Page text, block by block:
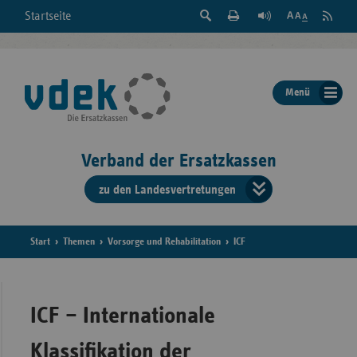
Startseite
Suche
der
Seite
Feed
Menü
Verband der Ersatzkassen
zu den Landesvertretungen
der
Start Themen Vorsorge und Rehabilitation ICF
ICF – Internationale
Klassifikation der